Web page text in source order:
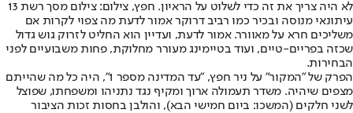
לא היה צריך את זה כדי לשלוט על הראיון. חפץ, צילום: צילום מסך רשת 13
עיתונאי מנוסה ובכיר כמו רביב דרוקר אמור לדעת מה צפוי לקרות אם
משליכים חרא על מאוורר. אמור לדעת, ועדיין הוא החליט לזרוק גוש גדול
שכזה בפריים-טיים, ועוד בטיימינג מעורר מחלוקת, פחות משבועיים לפני
הבחירות.
הפרק של "המקור" על ניר חפץ, "עד המדינה מספר 1", היה כל מה שהייתם
מצפים שיהיה. משדר תעמולה ארוך ומקיף נגד נתניהו ומשפחתו, שפוצל
לשני חלקים (המשכו: ביום חמישי הבא), והולבן בחסות זכות הציבור